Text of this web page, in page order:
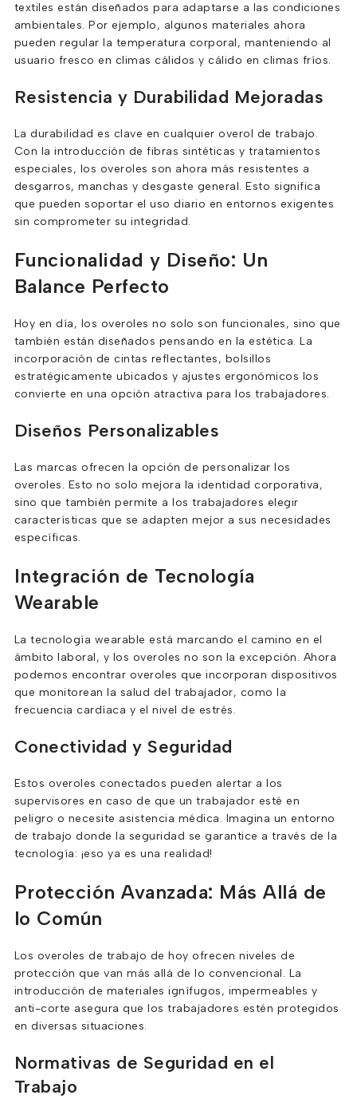
textiles están diseñados para adaptarse a las condiciones
ambientales. Por ejemplo, algunos materiales ahora
pueden regular la temperatura corporal, manteniendo al
usuario fresco en climas cálidos y cálido en climas fríos.
Resistencia y Durabilidad Mejoradas
La durabilidad es clave en cualquier overol de trabajo.
Con la introducción de fibras sintéticas y tratamientos
especiales, los overoles son ahora más resistentes a
desgarros, manchas y desgaste general. Esto significa
que pueden soportar el uso diario en entornos exigentes
sin comprometer su integridad.
Funcionalidad y Diseño: Un
Balance Perfecto
Hoy en día, los overoles no solo son funcionales, sino que
también están diseñados pensando en la estética. La
incorporación de cintas reflectantes, bolsillos
estratégicamente ubicados y ajustes ergonómicos los
convierte en una opción atractiva para los trabajadores.
Diseños Personalizables
Las marcas ofrecen la opción de personalizar los
overoles. Esto no solo mejora la identidad corporativa,
sino que también permite a los trabajadores elegir
características que se adapten mejor a sus necesidades
específicas.
Integración de Tecnología
Wearable
La tecnología wearable está marcando el camino en el
ámbito laboral, y los overoles no son la excepción. Ahora
podemos encontrar overoles que incorporan dispositivos
que monitorean la salud del trabajador, como la
frecuencia cardíaca y el nivel de estrés.
Conectividad y Seguridad
Estos overoles conectados pueden alertar a los
supervisores en caso de que un trabajador esté en
peligro o necesite asistencia médica. Imagina un entorno
de trabajo donde la seguridad se garantice a través de la
tecnología: ¡eso ya es una realidad!
Protección Avanzada: Más Allá de
lo Común
Los overoles de trabajo de hoy ofrecen niveles de
protección que van más allá de lo convencional. La
introducción de materiales ignífugos, impermeables y
anti-corte asegura que los trabajadores estén protegidos
en diversas situaciones.
Normativas de Seguridad en el
Trabajo